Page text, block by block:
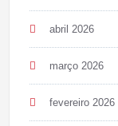
abril 2026
março 2026
fevereiro 2026